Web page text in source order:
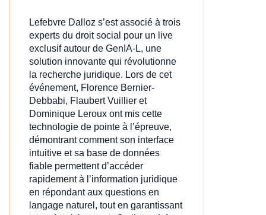
Lefebvre Dalloz s’est associé à trois
experts du droit social pour un live
exclusif autour de GenIA‑L, une
solution innovante qui révolutionne
la recherche juridique. Lors de cet
événement, Florence Bernier-
Debbabi, Flaubert Vuillier et
Dominique Leroux ont mis cette
technologie de pointe à l’épreuve,
démontrant comment son interface
intuitive et sa base de données
fiable permettent d’accéder
rapidement à l’information juridique
en répondant aux questions en
langage naturel, tout en garantissant